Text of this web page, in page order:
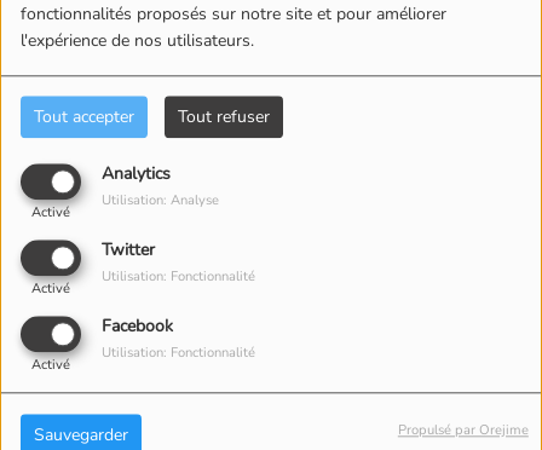
fonctionnalités proposés sur notre site et pour améliorer
l'expérience de nos utilisateurs.
Tout accepter Tout refuser
Analytics
Activé
Utilisation: Analyse
Twitter
Activé
Utilisation: Fonctionnalité
Facebook
Activé
Utilisation: Fonctionnalité
Sauvegarder Propulsé par Orejime
ÉCOUTER LE PODCAST
Karine CERAM, chorégraphe du FlashMob qui est venu
clôturer cette journée nous a également accordé